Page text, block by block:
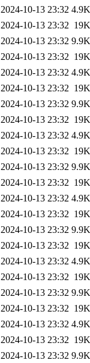
2024-10-13 23:32 4.9K
2024-10-13 23:32 19K
2024-10-13 23:32 9.9K
2024-10-13 23:32 19K
2024-10-13 23:32 4.9K
2024-10-13 23:32 19K
2024-10-13 23:32 9.9K
2024-10-13 23:32 19K
2024-10-13 23:32 4.9K
2024-10-13 23:32 19K
2024-10-13 23:32 9.9K
2024-10-13 23:32 19K
2024-10-13 23:32 4.9K
2024-10-13 23:32 19K
2024-10-13 23:32 9.9K
2024-10-13 23:32 19K
2024-10-13 23:32 4.9K
2024-10-13 23:32 19K
2024-10-13 23:32 9.9K
2024-10-13 23:32 19K
2024-10-13 23:32 4.9K
2024-10-13 23:32 19K
2024-10-13 23:32 9.9K